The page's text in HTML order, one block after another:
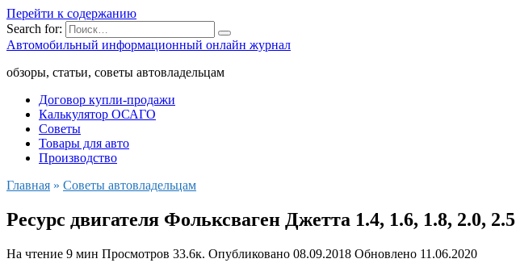
Перейти к содержанию
Search for:
Автомобильный информационный онлайн журнал
обзоры, статьи, советы автовладельцам
Договор купли-продажи
Калькулятор ОСАГО
Советы
Товары для авто
Производство
Главная » Советы автовладельцам
Ресурс двигателя Фольксваген Джетта 1.4, 1.6, 1.8, 2.0, 2.5
На чтение 9 мин Просмотров 33.6к. Опубликовано 08.09.2018 Обновлено 11.06.2020